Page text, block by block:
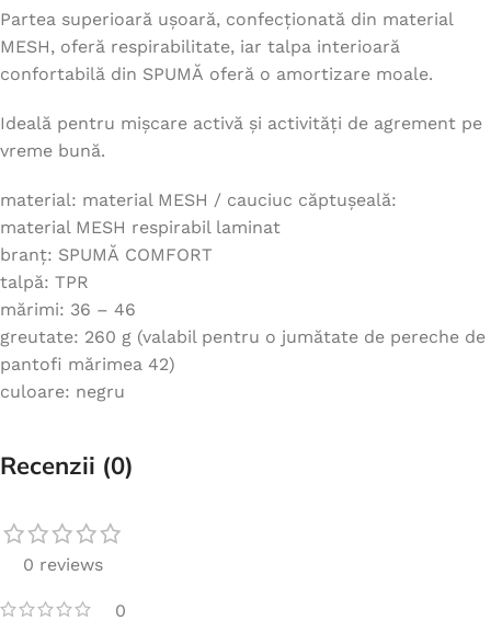
Partea superioară ușoară, confecționată din material
MESH, oferă respirabilitate, iar talpa interioară
confortabilă din SPUMĂ oferă o amortizare moale.
Ideală pentru mișcare activă și activități de agrement pe
vreme bună.
material: material MESH / cauciuc căptușeală:
material MESH respirabil laminat
branț: SPUMĂ COMFORT
talpă: TPR
mărimi: 36 – 46
greutate: 260 g (valabil pentru o jumătate de pereche de
pantofi mărimea 42)
culoare: negru
Recenzii (0)
0 reviews
0